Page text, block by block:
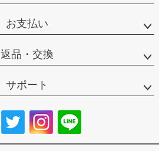
お支払い
返品・交換
サポート